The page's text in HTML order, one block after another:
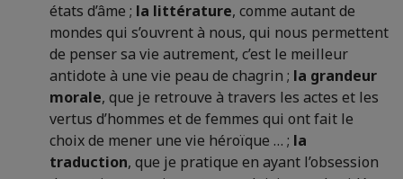
états d’âme ; la littérature, comme autant de
mondes qui s’ouvrent à nous, qui nous permettent
de penser sa vie autrement, c’est le meilleur
antidote à une vie peau de chagrin ; la grandeur
morale, que je retrouve à travers les actes et les
vertus d’hommes et de femmes qui ont fait le
choix de mener une vie héroïque … ; la
traduction, que je pratique en ayant l’obsession